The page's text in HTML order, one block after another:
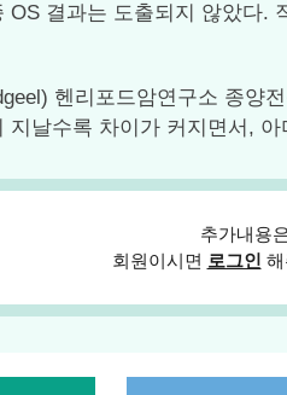
결과는 도출되지 않았다
헨리포드암연구소 종양
지날수록 차이가 커지면서,
추가내용
회원이시면 로그인